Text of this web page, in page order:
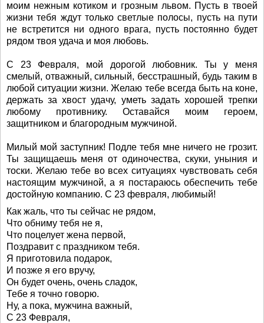
моим нежным котиком и грозным львом. Пусть в твоей
жизни тебя ждут только светлые полосы, пусть на пути
не встретится ни одного врага, пусть постоянно будет
рядом твоя удача и моя любовь.
С 23 Февраля, мой дорогой любовник. Ты у меня
смелый, отважный, сильный, бесстрашный, будь таким в
любой ситуации жизни. Желаю тебе всегда быть на коне,
держать за хвост удачу, уметь задать хорошей трепки
любому противнику. Оставайся моим героем,
защитником и благородным мужчиной.
Милый мой заступник! Подле тебя мне ничего не грозит.
Ты защищаешь меня от одиночества, скуки, уныния и
тоски. Желаю тебе во всех ситуациях чувствовать себя
настоящим мужчиной, а я постараюсь обеспечить тебе
достойную компанию. С 23 февраля, любимый!
Как жаль, что ты сейчас не рядом,
Что обниму тебя не я,
Что поцелует жена первой,
Поздравит с праздником тебя.
Я приготовила подарок,
И позже я его вручу,
Он будет очень, очень сладок,
Тебе я точно говорю.
Ну, а пока, мужчина важный,
С 23 Февраля,